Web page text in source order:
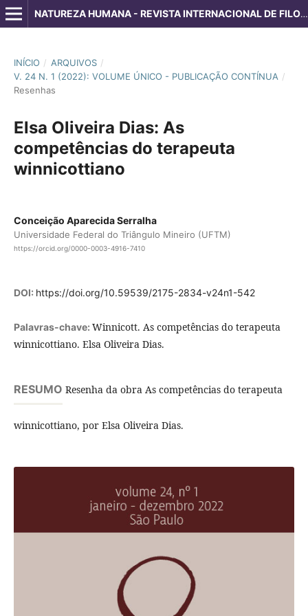
NATUREZA HUMANA - REVISTA INTERNACIONAL DE FILOSOFIA E PSICANÁLISE
INÍCIO / ARQUIVOS /
V. 24 N. 1 (2022): VOLUME ÚNICO - PUBLICAÇÃO CONTÍNUA /
Resenhas
Elsa Oliveira Dias: As
competências do terapeuta
winnicottiano
Conceição Aparecida Serralha
Universidade Federal do Triângulo Mineiro (UFTM)
https://orcid.org/0000-0003-4916-7410
DOI: https://doi.org/10.59539/2175-2834-v24n1-542
Palavras-chave: Winnicott. As competências do terapeuta
winnicottiano. Elsa Oliveira Dias.
RESUMO Resenha da obra As competências do terapeuta
winnicottiano, por Elsa Oliveira Dias.